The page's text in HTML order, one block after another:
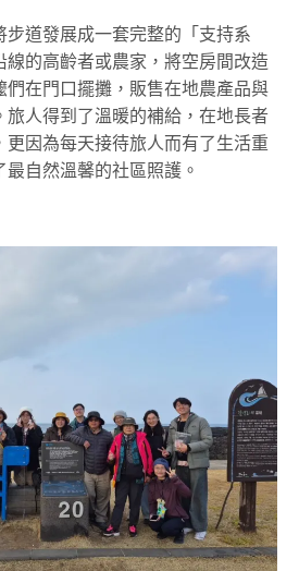
步道發展成一套完整的「支持系
線的高齡者或農家，將空房間改造
們在門口擺攤，販售在地農產品與
旅人得到了溫暖的補給，在地長者
更因為每天接待旅人而有了生活重
自然溫馨的社區照護。